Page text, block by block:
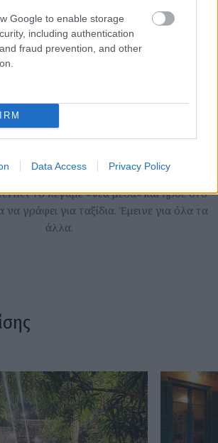
Google to enable storage
including authentication
fraud prevention, and other
Data Access Privacy Policy
Ηρώ Κουνάδη
να εκτιμάει την Αθήνα. Αγαπάει τα
τις γάτες της και τα βιβλία του Χούλιο
ακράδαντα στο ρητό που λέει ότι «οι
είναι αυτοί που δεν ξέρεις καλά».
και ΜΜΕ στο Πανεπιστήμιο Αθηνών
το λέγαμε «νέα μέσα» και ήρθε στο
γράφει για ταξίδια. Έμεινε για όλα τα
άλλα.